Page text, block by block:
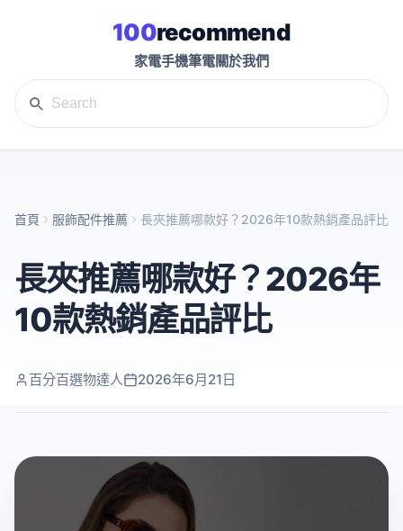
100recommend
家電手機筆電關於我們
首頁 服飾配件推薦 長夾推薦哪款好？2026年10款熱銷產品評比
長夾推薦哪款好？2026年
10款熱銷產品評比
百分百選物達人 2026年6月21日